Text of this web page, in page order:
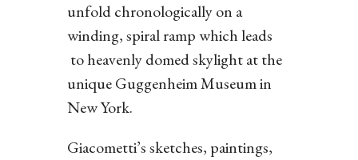
unfold chronologically on a
winding, spiral ramp which leads
to heavenly domed skylight at the
unique Guggenheim Museum in
New York.
Giacometti’s sketches, paintings,